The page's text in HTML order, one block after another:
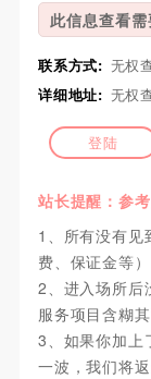
此信息查看
联系方式: 无权
详细地址: 无权
登陆
站长提醒：参
1、所有没有见
费、保证金等
2、进入场所后
服务项目含糊
3、如果你加上
一波，我们将